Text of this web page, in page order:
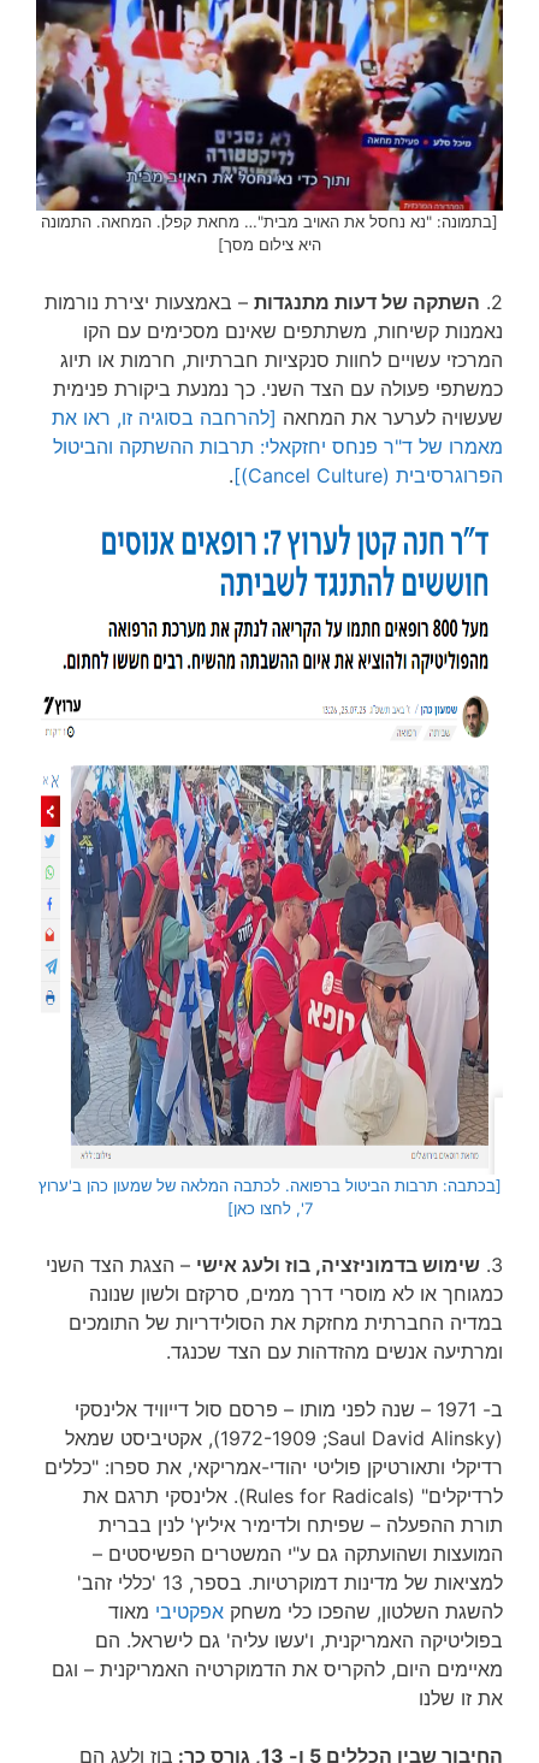
[בתמונה: "נא נחסל את האויב מבית"… מחאת קפלן. המחאה. התמונה
היא צילום מסך]
2. השתקה של דעות מתנגדות – באמצעות יצירת נורמות
נאמנות קשיחות, משתתפים שאינם מסכימים עם הקו
המרכזי עשויים לחוות סנקציות חברתיות, חרמות או תיוג
כמשתפי פעולה עם הצד השני. כך נמנעת ביקורת פנימית
שעשויה לערער את המחאה [להרחבה בסוגיה זו, ראו את
מאמרו של ד"ר פנחס יחזקאלי: תרבות ההשתקה והביטול
הפרוגרסיבית (Cancel Culture)]
.
[בכתבה: תרבות הביטול ברפואה. לכתבה המלאה של שמעון כהן ב'ערוץ
7', לחצו כאן]
3. שימוש בדמוניזציה, בוז ולעג אישי – הצגת הצד השני
כמגוחך או לא מוסרי דרך ממים, סרקזם ולשון שנונה
במדיה החברתית מחזקת את הסולידריות של התומכים
ומרתיעה אנשים מהזדהות עם הצד שכנגד.
ב- 1971 – שנה לפני מותו – פרסם סול דייוויד אלינסקי
(Saul David Alinsky;‏ 1972-1909), אקטיביסט שמאל
רדיקלי ותאורטיקן פוליטי יהודי-אמריקאי, את ספרו: "כללים
לרדיקלים" (Rules for Radicals). אלינסקי תרגם את
תורת ההפעלה – שפיתח ולדימיר איליץ' לנין בברית
המועצות ושהועתקה גם ע"י המשטרים הפשיסטים –
למציאות של מדינות דמוקרטיות. בספר, 13 'כללי זהב'
להשגת השלטון, שהפכו כלי משחק אפקטיבי מאוד
בפוליטיקה האמריקנית, ו'עשו עליה' גם לישראל. הם
מאיימים היום, להקריס את הדמוקרטיה האמריקנית – וגם
את זו שלנו
החיבור שבין הכללים 5 ו- 13, גורס כך:
בוז ולעג הם